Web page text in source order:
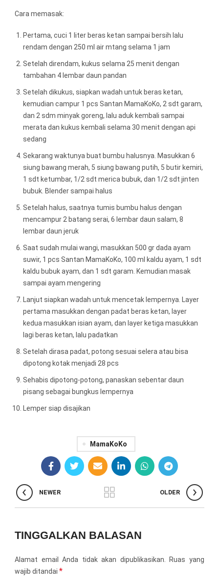
Cara memasak:
Pertama, cuci 1 liter beras ketan sampai bersih lalu
rendam dengan 250 ml air mtang selama 1 jam
Setelah direndam, kukus selama 25 menit dengan
tambahan 4 lembar daun pandan
Setelah dikukus, siapkan wadah untuk beras ketan,
kemudian campur 1 pcs Santan MamaKoKo, 2 sdt garam,
dan 2 sdm minyak goreng, lalu aduk kembali sampai
merata dan kukus kembali selama 30 menit dengan api
sedang
Sekarang waktunya buat bumbu halusnya. Masukkan 6
siung bawang merah, 5 siung bawang putih, 5 butir kemiri,
1 sdt ketumbar, 1/2 sdt merica bubuk, dan 1/2 sdt jinten
bubuk. Blender sampai halus
Setelah halus, saatnya tumis bumbu halus dengan
mencampur 2 batang serai, 6 lembar daun salam, 8
lembar daun jeruk
Saat sudah mulai wangi, masukkan 500 gr dada ayam
suwir, 1 pcs Santan MamaKoKo, 100 ml kaldu ayam, 1 sdt
kaldu bubuk ayam, dan 1 sdt garam. Kemudian masak
sampai ayam mengering
Lanjut siapkan wadah untuk mencetak lempernya. Layer
pertama masukkan dengan padat beras ketan, layer
kedua masukkan isian ayam, dan layer ketiga masukkan
lagi beras ketan, lalu padatkan
Setelah dirasa padat, potong sesuai selera atau bisa
dipotong kotak menjadi 28 pcs
Sehabis dipotong-potong, panaskan sebentar daun
pisang sebagai bungkus lempernya
Lemper siap disajikan
MamaKoKo
NEWER OLDER
TINGGALKAN BALASAN
Alamat email Anda tidak akan dipublikasikan.
Ruas yang
wajib ditandai *